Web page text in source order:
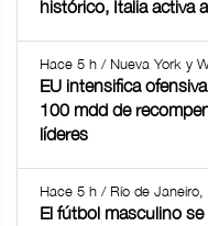
histórico, Italia activa
Hace 5 h / Nueva York y
EU intensifica
100 mdd de
líderes
Hace 5 h / Río de Janeiro,
El fútbol masculino